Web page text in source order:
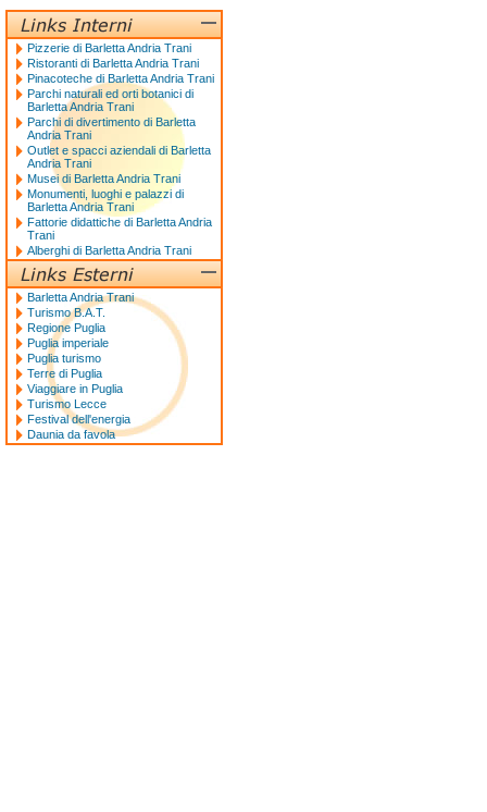
Pizzerie di Barletta Andria Trani
Ristoranti di Barletta Andria Trani
Pinacoteche di Barletta Andria Trani
Parchi naturali ed orti botanici di
Barletta Andria Trani
Parchi di divertimento di Barletta
Andria Trani
Outlet e spacci aziendali di Barletta
Andria Trani
Musei di Barletta Andria Trani
Monumenti, luoghi e palazzi di
Barletta Andria Trani
Fattorie didattiche di Barletta Andria
Trani
Alberghi di Barletta Andria Trani
Barletta Andria Trani
Turismo B.A.T.
Regione Puglia
Puglia imperiale
Puglia turismo
Terre di Puglia
Viaggiare in Puglia
Turismo Lecce
Festival dell'energia
Daunia da favola